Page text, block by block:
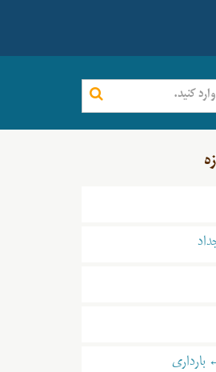
بارداری